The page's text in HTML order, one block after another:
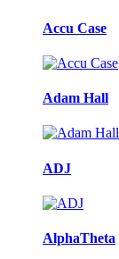
Accu Case
Adam Hall
ADJ
AlphaTheta